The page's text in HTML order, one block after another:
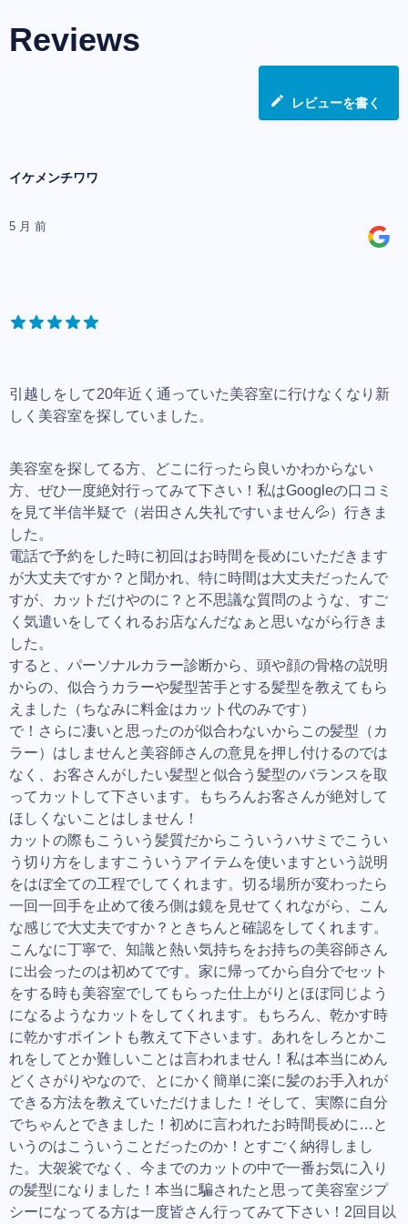
Reviews
レビューを書く
イケメンチワワ
5 月 前
引越しをして20年近く通っていた美容室に行けなくなり新
しく美容室を探していました。
美容室を探してる方、どこに行ったら良いかわからない
方、ぜひ一度絶対行ってみて下さい！私はGoogleの口コミ
を見て半信半疑で（岩田さん失礼ですいません💦）行きま
した。
電話で予約をした時に初回はお時間を長めにいただきます
が大丈夫ですか？と聞かれ、特に時間は大丈夫だったんで
すが、カットだけやのに？と不思議な質問のような、すご
く気遣いをしてくれるお店なんだなぁと思いながら行きま
した。
すると、パーソナルカラー診断から、頭や顔の骨格の説明
からの、似合うカラーや髪型苦手とする髪型を教えてもら
えました（ちなみに料金はカット代のみです）
で！さらに凄いと思ったのが似合わないからこの髪型（カ
ラー）はしませんと美容師さんの意見を押し付けるのでは
なく、お客さんがしたい髪型と似合う髪型のバランスを取
ってカットして下さいます。もちろんお客さんが絶対して
ほしくないことはしません！
カットの際もこういう髪質だからこういうハサミでこうい
う切り方をしますこういうアイテムを使いますという説明
をはぼ全ての工程でしてくれます。切る場所が変わったら
一回一回手を止めて後ろ側は鏡を見せてくれながら、こん
な感じで大丈夫ですか？ときちんと確認をしてくれます。
こんなに丁寧で、知識と熱い気持ちをお持ちの美容師さん
に出会ったのは初めてです。家に帰ってから自分でセット
をする時も美容室でしてもらった仕上がりとほぼ同じよう
になるようなカットをしてくれます。もちろん、乾かす時
に乾かすポイントも教えて下さいます。あれをしろとかこ
れをしてとか難しいことは言われません！私は本当にめん
どくさがりやなので、とにかく簡単に楽に髪のお手入れが
できる方法を教えていただけました！そして、実際に自分
でちゃんとできました！初めに言われたお時間長めに…と
いうのはこういうことだったのか！とすごく納得しまし
た。大袈裟でなく、今までのカットの中で一番お気に入り
の髪型になりました！本当に騙されたと思って美容室ジプ
シーになってる方は一度皆さん行ってみて下さい！2回目以